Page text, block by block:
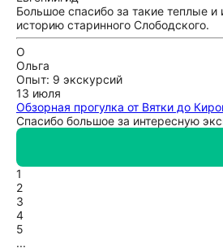
Большое спасибо за такие теплые
историю старинного Слободского.
О
Ольга
Опыт: 9 экскурсий
13 июля
Обзорная прогулка от Вятки до
Спасибо большое за интересную
1
2
3
4
5
...